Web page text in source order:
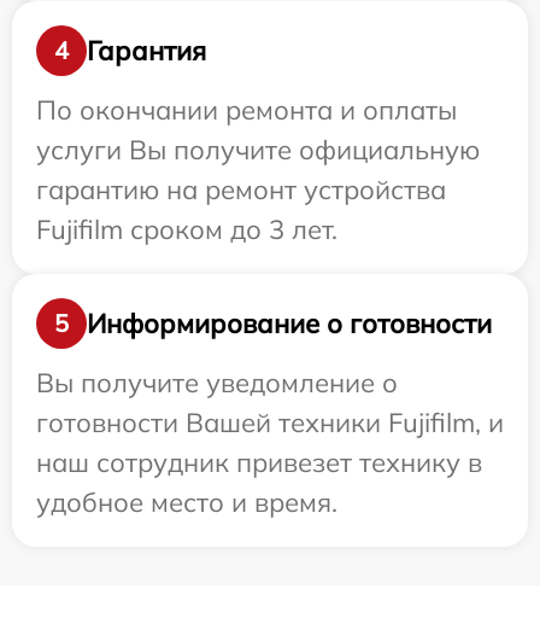
4
Гарантия
По окончании ремонта и оплаты
услуги Вы получите официальную
гарантию на ремонт устройства
Fujifilm сроком до 3 лет.
5
Информирование о готовности
Вы получите уведомление о
готовности Вашей техники Fujifilm, и
наш сотрудник привезет технику в
удобное место и время.